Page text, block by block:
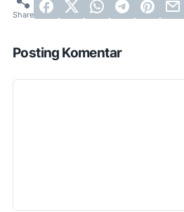
Posting Komentar